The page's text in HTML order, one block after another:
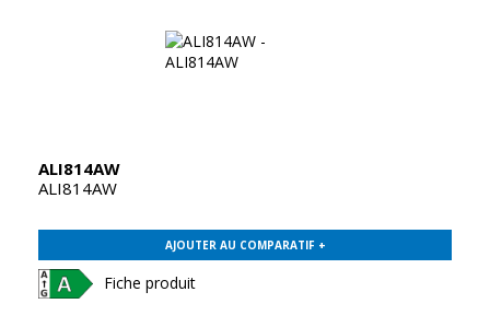
ALI814AW
ALI814AW
AJOUTER AU COMPARATIF +
Fiche produit